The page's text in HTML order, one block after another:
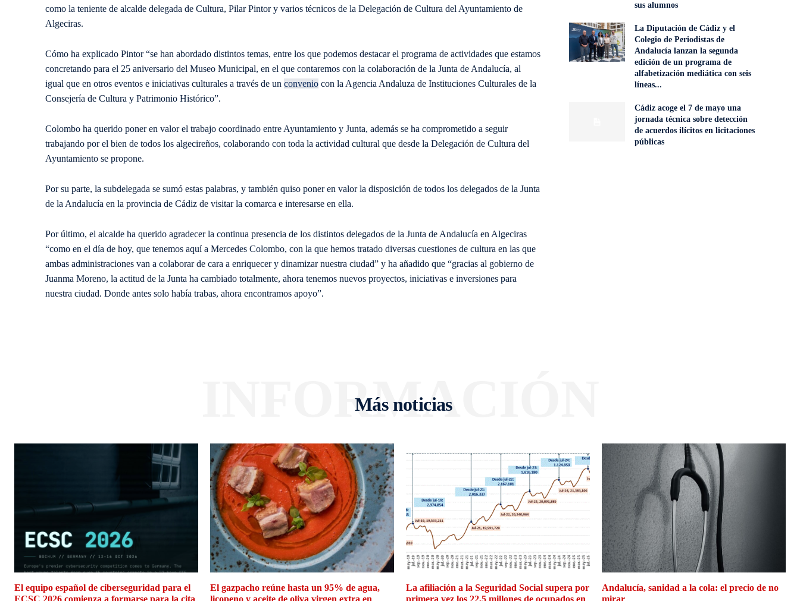
como la teniente de alcalde delegada de Cultura, Pilar Pintor y varios técnicos de la Delegación de Cultura del Ayuntamiento de
Algeciras.
Cómo ha explicado Pintor “se han abordado distintos temas, entre los que podemos destacar el programa de actividades que estamos
concretando para el 25 aniversario del Museo Municipal, en el que contaremos con la colaboración de la Junta de Andalucía, al
igual que en otros eventos e iniciativas culturales a través de un convenio con la Agencia Andaluza de Instituciones Culturales de la
Consejería de Cultura y Patrimonio Histórico”.
Colombo ha querido poner en valor el trabajo coordinado entre Ayuntamiento y Junta, además se ha comprometido a seguir
trabajando por el bien de todos los algecireños, colaborando con toda la actividad cultural que desde la Delegación de Cultura del
Ayuntamiento se propone.
Por su parte, la subdelegada se sumó estas palabras, y también quiso poner en valor la disposición de todos los delegados de la Junta
de la Andalucía en la provincia de Cádiz de visitar la comarca e interesarse en ella.
Por último, el alcalde ha querido agradecer la continua presencia de los distintos delegados de la Junta de Andalucía en Algeciras
“como en el día de hoy, que tenemos aquí a Mercedes Colombo, con la que hemos tratado diversas cuestiones de cultura en las que
ambas administraciones van a colaborar de cara a enriquecer y dinamizar nuestra ciudad” y ha añadido que “gracias al gobierno de
Juanma Moreno, la actitud de la Junta ha cambiado totalmente, ahora tenemos nuevos proyectos, iniciativas e inversiones para
nuestra ciudad. Donde antes solo había trabas, ahora encontramos apoyo”.
sus alumnos
La Diputación de Cádiz y el
Colegio de Periodistas de
Andalucía lanzan la segunda
edición de un programa de
alfabetización mediática con seis
líneas...
Cádiz acoge el 7 de mayo una
jornada técnica sobre detección
de acuerdos ilícitos en licitaciones
públicas
Más noticias
INFORMACIÓN
El equipo español de ciberseguridad para el
ECSC 2026 comienza a formarse para la cita
El gazpacho reúne hasta un 95% de agua,
licopeno y aceite de oliva virgen extra en
La afiliación a la Seguridad Social supera por
primera vez los 22,5 millones de ocupados en
Andalucía, sanidad a la cola: el precio de no
mirar